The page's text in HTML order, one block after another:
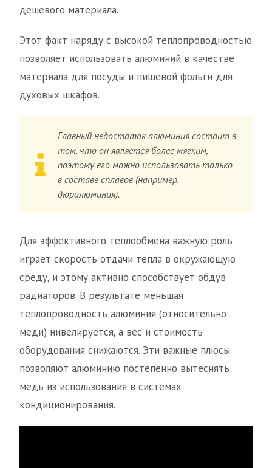
дешевого материала.
Этот факт наряду с высокой теплопроводностью
позволяет использовать алюминий в качестве
материала для посуды и пищевой фольги для
духовых шкафов.
Главный недостаток алюминия состоит в
том, что он является более мягким,
поэтому его можно использовать только
в составе сплавов (например,
дюралюминия).
Для эффективного теплообмена важную роль
играет скорость отдачи тепла в окружающую
среду, и этому активно способствует обдув
радиаторов. В результате меньшая
теплопроводность алюминия (относительно
меди) нивелируется, а вес и стоимость
оборудования снижаются. Эти важные плюсы
позволяют алюминию постепенно вытеснять
медь из использования в системах
кондиционирования.